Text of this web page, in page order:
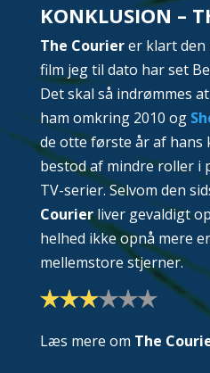
KONKLUSION –
The Courierer klart den
film jeg til dato har set
Det skal så indrømmes
ham omkring 2010 og
de otte første år af
bestod af mindre roller i
TV-serier. Selvom den
Courierliver gevaldigt
helhed ikke opnå mere
mellemstore stjerner.
Læs mere om The